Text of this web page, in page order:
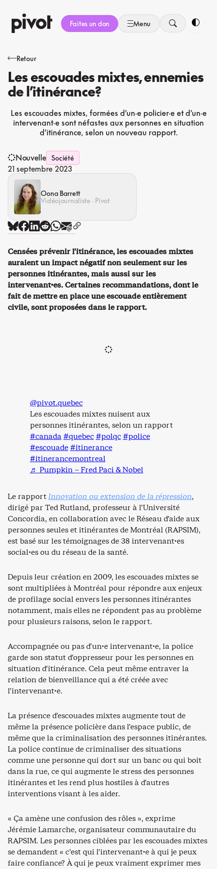
au
contenu
Faites un don Menu
Retour
Les escouades mixtes, ennemies
de l’itinérance?
Les escouades mixtes, formées d’un·e policier·e et d’un·e
intervenant·e sont néfastes aux personnes en situation
d’itinérance, selon un nouveau rapport.
Nouvelle Société
21 septembre 2023
Oona Barrett
Vidéojournaliste · Pivot
Censées prévenir l’itinérance, les escouades mixtes
auraient un impact négatif non seulement sur les
personnes itinérantes, mais aussi sur les
intervenant·es. Certaines recommandations, dont le
fait de mettre en place une escouade entièrement
civile, sont proposées dans le rapport.
@pivot.quebec
Les escouades mixtes nuisent aux
personnes itinérantes, selon un rapport
#canada #quebec #polqc #police
#escouade #itinerance
#itinerancemontreal
♬ Pumpkin – Fred Paci & Nobel
Le rapportInnovation ou extension de la répression,
dirigé par Ted Rutland, professeur à l’Université
Concordia, en collaboration avec le Réseau d’aide aux
personnes seules et itinérantes de Montréal (RAPSIM),
est basé sur les témoignages de 38 intervenant·es
social·es ou du réseau de la santé.
Depuis leur création en 2009, les escouades mixtes se
sont multipliées à Montréal pour répondre aux enjeux
de profilage social envers les personnes itinérantes
notamment, mais elles ne répondent pas au problème
pour plusieurs raisons, selon le rapport.
Accompagnée ou pas d’un·e intervenant·e, la police
garde son statut d’oppresseur pour les personnes en
situation d’itinérance. Cela peut même entraver la
relation de bienveillance qui a été créée avec
l’intervenant·e.
La présence d’escouades mixtes augmente tout de
même la présence policière dans l’espace public, de
même que la criminalisation des personnes itinérantes.
La police continue de criminaliser des situations
comme une personne qui dort sur un banc ou qui boit
dans la rue, ce qui augmente le stress des personnes
itinérantes et les rend plus hostiles à d’autres
interventions visant à les aider.
« Ça amène une confusion des rôles », exprime
Jérémie Lamarche, organisateur communautaire du
RAPSIM. Les personnes ciblées par les escouades mixtes
se demandent « c’est qui l’intervenant·e à qui je peux
faire confiance? À qui je peux vraiment exprimer mes